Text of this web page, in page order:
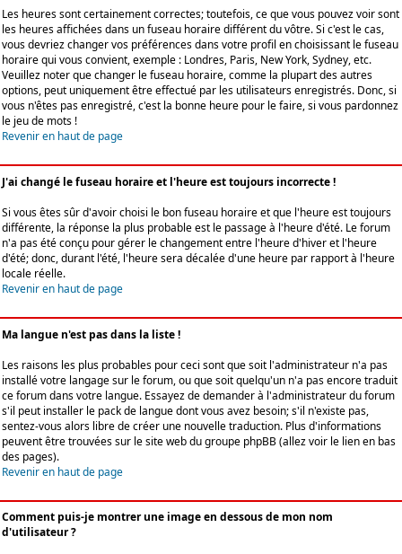
Les heures sont certainement correctes; toutefois, ce que vous pouvez voir sont
les heures affichées dans un fuseau horaire différent du vôtre. Si c'est le cas,
vous devriez changer vos préférences dans votre profil en choisissant le fuseau
horaire qui vous convient, exemple : Londres, Paris, New York, Sydney, etc.
Veuillez noter que changer le fuseau horaire, comme la plupart des autres
options, peut uniquement être effectué par les utilisateurs enregistrés. Donc, si
vous n'êtes pas enregistré, c'est la bonne heure pour le faire, si vous pardonnez
le jeu de mots !
Revenir en haut de page
J'ai changé le fuseau horaire et l'heure est toujours incorrecte !
Si vous êtes sûr d'avoir choisi le bon fuseau horaire et que l'heure est toujours
différente, la réponse la plus probable est le passage à l'heure d'été. Le forum
n'a pas été conçu pour gérer le changement entre l'heure d'hiver et l'heure
d'été; donc, durant l'été, l'heure sera décalée d'une heure par rapport à l'heure
locale réelle.
Revenir en haut de page
Ma langue n'est pas dans la liste !
Les raisons les plus probables pour ceci sont que soit l'administrateur n'a pas
installé votre langage sur le forum, ou que soit quelqu'un n'a pas encore traduit
ce forum dans votre langue. Essayez de demander à l'administrateur du forum
s'il peut installer le pack de langue dont vous avez besoin; s'il n'existe pas,
sentez-vous alors libre de créer une nouvelle traduction. Plus d'informations
peuvent être trouvées sur le site web du groupe phpBB (allez voir le lien en bas
des pages).
Revenir en haut de page
Comment puis-je montrer une image en dessous de mon nom
d'utilisateur ?